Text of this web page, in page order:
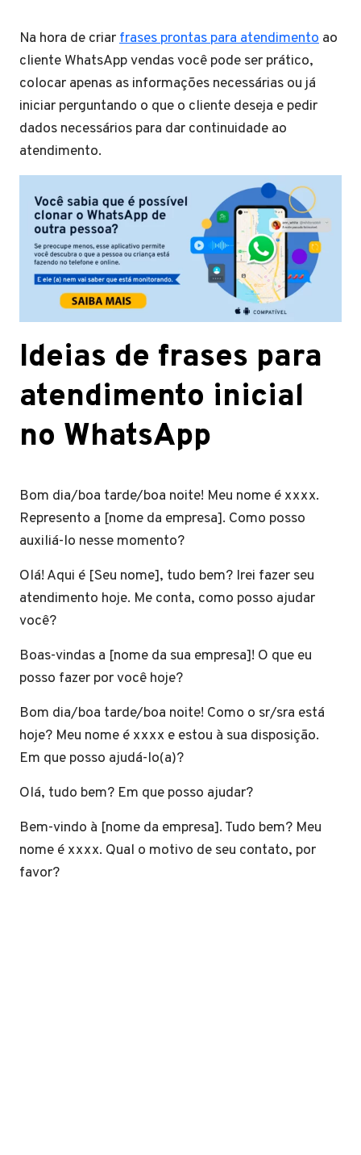
Na hora de criarfrases prontas para atendimento ao
cliente WhatsApp vendas você pode ser prático,
colocar apenas as informações necessárias ou já
iniciar perguntando o que o cliente deseja e pedir
dados necessários para dar continuidade ao
atendimento.
Ideias de frases para
atendimento inicial
no WhatsApp
Bom dia/boa tarde/boa noite! Meu nome é xxxx.
Represento a [nome da empresa]. Como posso
auxiliá-lo nesse momento?
Olá! Aqui é [Seu nome], tudo bem? Irei fazer seu
atendimento hoje. Me conta, como posso ajudar
você?
Boas-vindas a [nome da sua empresa]! O que eu
posso fazer por você hoje?
Bom dia/boa tarde/boa noite! Como o sr/sra está
hoje? Meu nome é xxxx e estou à sua disposição.
Em que posso ajudá-lo(a)?
Olá, tudo bem? Em que posso ajudar?
Bem-vindo à [nome da empresa]. Tudo bem? Meu
nome é xxxx. Qual o motivo de seu contato, por
favor?